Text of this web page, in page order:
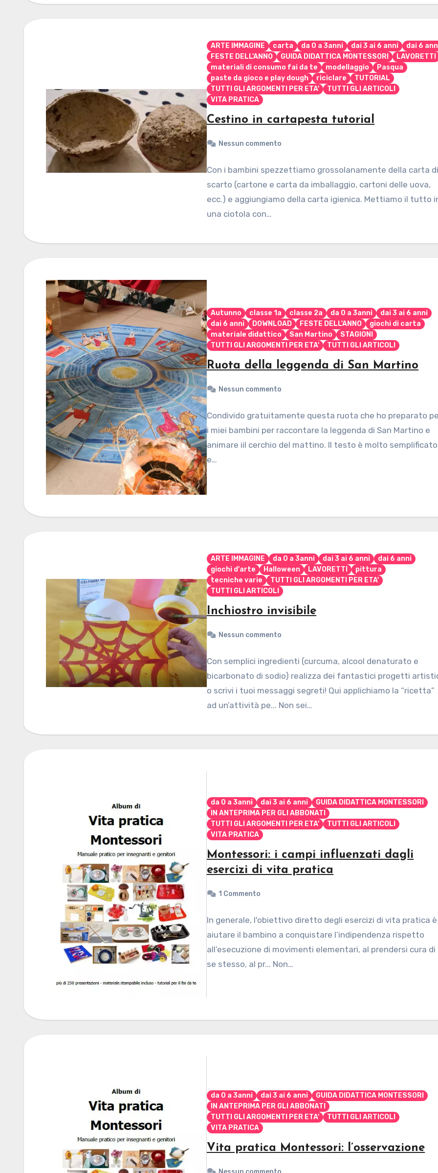
ARTE IMMAGINE carta da 0 a 3anni dai 3 ai 6 anni
dai 6
FESTE DELL'ANNO
GUIDA DIDATTICA MONTESSORI
LAVORETTI
materiali di consumo fai da te
modellaggio
Pasqua
paste da gioco e play dough
riciclare
TUTORIAL
TUTTI GLI ARGOMENTI PER ETA'
TUTTI GLI ARTICOLI
VITA PRATICA
Cestino in cartapesta tutorial
Nessun commento
Con i bambini spezzettiamo grossolanamente della carta
scarto (cartone e carta da imballaggio, cartoni delle uova,
ecc.) e aggiungiamo della carta igienica. Mettiamo il tutto
una ciotola con…
Autunno classe 1a classe 2a da 0 a 3anni
dai 3 ai 6 anni
dai 6 anni
DOWNLOAD FESTE DELL'ANNO
giochi di carta
materiale didattico
San Martino
STAGIONI
TUTTI GLI ARGOMENTI PER ETA'
TUTTI GLI ARTICOLI
Ruota della leggenda di San Martino
Nessun commento
Condivido gratuitamente questa ruota che ho preparato
i miei bambini per raccontare la leggenda di San Martino e
animare iil cerchio del mattino. Il testo è molto semplificato
e…
ARTE IMMAGINE da 0 a 3anni dai 3 ai 6 anni
dai 6 anni
giochi d'arte
Halloween LAVORETTI
pittura
tecniche varie
TUTTI GLI ARGOMENTI PER ETA'
TUTTI GLI ARTICOLI
Inchiostro invisibile
Nessun commento
Con semplici ingredienti (curcuma, alcool denaturato e
bicarbonato di sodio) realizza dei fantastici progetti
o scrivi i tuoi messaggi segreti! Qui applichiamo la “ricetta”
ad un’attività pe... Non sei…
da 0 a 3anni dai 3 ai 6 anni
GUIDA DIDATTICA MONTESSORI
IN ANTEPRIMA PER GLI ABBONATI
TUTTI GLI ARGOMENTI PER ETA'
TUTTI GLI ARTICOLI
VITA PRATICA
Montessori: i campi influenzati dagli
esercizi di vita pratica
1 Commento
In generale, l'obiettivo diretto degli esercizi di vita pratica è
aiutare il bambino a conquistare l’indipendenza rispetto
all’esecuzione di movimenti elementari, al prendersi cura di
se stesso, al pr... Non…
da 0 a 3anni dai 3 ai 6 anni
GUIDA DIDATTICA MONTESSORI
IN ANTEPRIMA PER GLI ABBONATI
TUTTI GLI ARGOMENTI PER ETA'
TUTTI GLI ARTICOLI
VITA PRATICA
Vita pratica Montessori: l’osservazione